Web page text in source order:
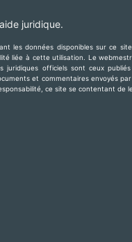
juridique.
les données disponibles sur ce
liée à cette utilisation. Le
juridiques officiels sont ceux
et commentaires envoyés
ce site se contentant de